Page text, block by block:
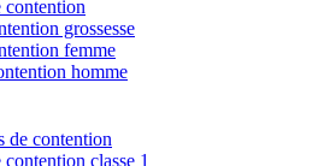
contention
grossesse
femme
homme
de contention
contention classe 1